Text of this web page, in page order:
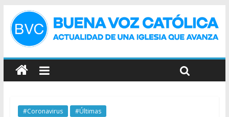
#Coronavirus #Últimas